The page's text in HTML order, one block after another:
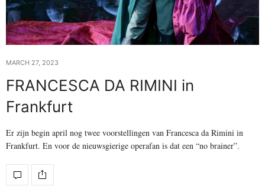
MARCH 27, 2023
FRANCESCA DA RIMINI in
Frankfurt
Er zijn begin april nog twee voorstellingen van Francesca da Rimini in
Frankfurt. En voor de nieuwsgierige operafan is dat een “no brainer”.